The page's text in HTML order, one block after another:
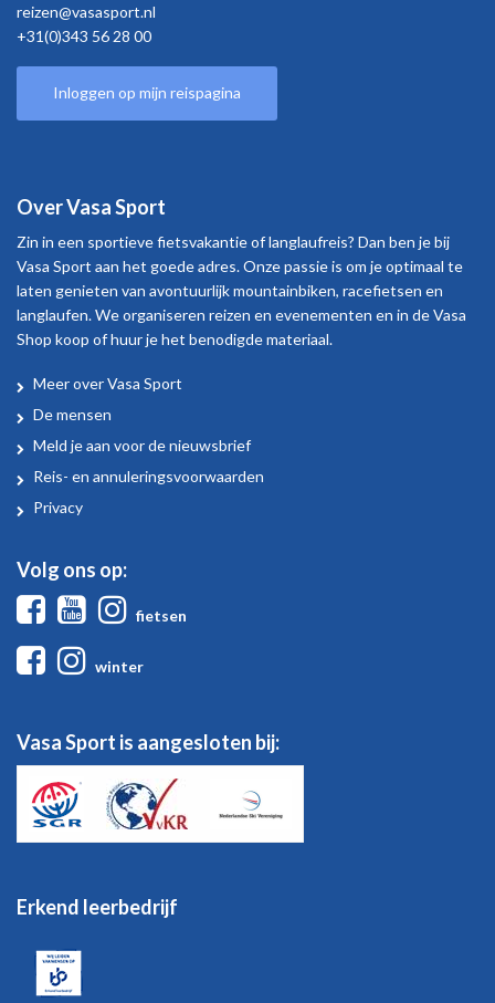
reizen@vasasport.nl
+31(0)343 56 28 00
Inloggen op mijn reispagina
Over Vasa Sport
Zin in een sportieve fietsvakantie of langlaufreis? Dan ben je bij
Vasa Sport aan het goede adres. Onze passie is om je optimaal te
laten genieten van avontuurlijk mountainbiken, racefietsen en
langlaufen. We organiseren reizen en evenementen en in de Vasa
Shop koop of huur je het benodigde materiaal.
Over
Vasa
Sport
Meer over Vasa Sport
De mensen
Meld je aan voor de nieuwsbrief
Reis- en annuleringsvoorwaarden
Privacy
Volg ons op:
FacebookYoutube
fietsen
Facebook
winter
Vasa Sport is aangesloten bij:
Erkend leerbedrijf